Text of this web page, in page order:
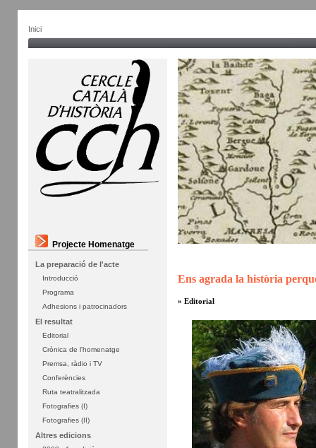
Inici
Projecte Homenatge
La preparació de l'acte
Introducció
Programa
Adhesions i patrocinadors
El resultat
Editorial
Crònica de l'homenatge
Premsa, ràdio i TV
Conferències
Ruta teatralitzada
Fotografies (I)
Fotografies (II)
Altres edicions
Ens agrada la història
» Editorial